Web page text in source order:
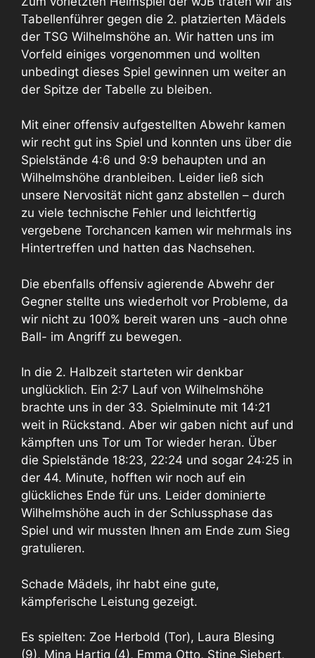
Tabellenführer gegen die 2. platzierten Mädels
der TSG Wilhelmshöhe an. Wir hatten uns im
Vorfeld einiges vorgenommen und wollten
unbedingt dieses Spiel gewinnen um weiter an
der Spitze der Tabelle zu bleiben.
Mit einer offensiv aufgestellten Abwehr kamen
wir recht gut ins Spiel und konnten uns über die
Spielstände 4:6 und 9:9 behaupten und an
Wilhelmshöhe dranbleiben. Leider ließ sich
unsere Nervosität nicht ganz abstellen – durch
zu viele technische Fehler und leichtfertig
vergebene Torchancen kamen wir mehrmals ins
Hintertreffen und hatten das Nachsehen.
Die ebenfalls offensiv agierende Abwehr der
Gegner stellte uns wiederholt vor Probleme, da
wir nicht zu 100% bereit waren uns -auch ohne
Ball- im Angriff zu bewegen.
In die 2. Halbzeit starteten wir denkbar
unglücklich. Ein 2:7 Lauf von Wilhelmshöhe
brachte uns in der 33. Spielminute mit 14:21
weit in Rückstand. Aber wir gaben nicht auf und
kämpften uns Tor um Tor wieder heran. Über
die Spielstände 18:23, 22:24 und sogar 24:25 in
der 44. Minute, hofften wir noch auf ein
glückliches Ende für uns. Leider dominierte
Wilhelmshöhe auch in der Schlussphase das
Spiel und wir mussten Ihnen am Ende zum Sieg
gratulieren.
Schade Mädels, ihr habt eine gute,
kämpferische Leistung gezeigt.
Es spielten: Zoe Herbold (Tor), Laura Blesing
(9), Mina Hartig (4), Emma Otto, Stine Siebert,